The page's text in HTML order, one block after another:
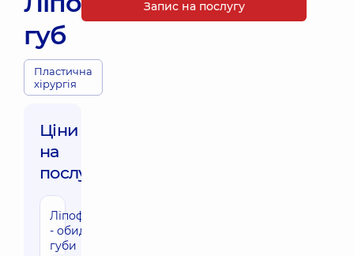
губ
Пластична
хірургія
Ціни
на
послуги:
Ліпофіллінг
- обидві
губи
Запис на послугу